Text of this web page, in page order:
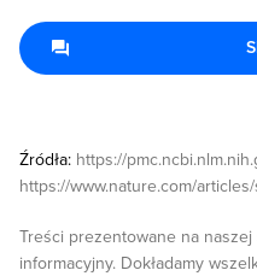
Źródła: https://
https://www.nature.com/
Treści prezentowane na
informacyjny. Dokładamy